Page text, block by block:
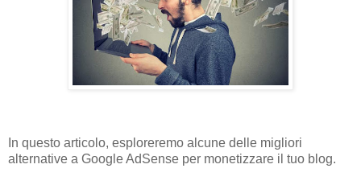
In questo articolo, esploreremo alcune delle migliori
alternative a Google AdSense per monetizzare il tuo blog.